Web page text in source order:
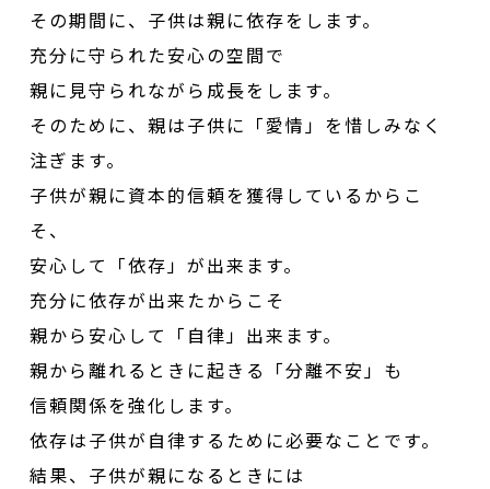
その期間に、子供は親に依存をします。
充分に守られた安心の空間で
親に見守られながら成長をします。
そのために、親は子供に「愛情」を惜しみなく
注ぎます。
子供が親に資本的信頼を獲得しているからこ
そ、
安心して「依存」が出来ます。
充分に依存が出来たからこそ
親から安心して「自律」出来ます。
親から離れるときに起きる「分離不安」も
信頼関係を強化します。
依存は子供が自律するために必要なことです。
結果、子供が親になるときには